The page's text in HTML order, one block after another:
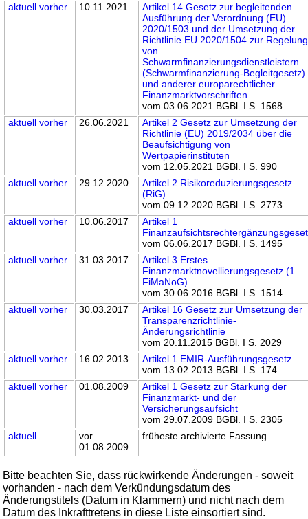
aktuell vorher 10.11.2021
Artikel 14 Gesetz zur begleitenden
Ausführung der Verordnung (EU)
2020/1503 und der Umsetzung der
Richtlinie EU 2020/1504 zur Regelung
von
Schwarmfinanzierungsdienstleistern
(Schwarmfinanzierung-Begleitgesetz)
und anderer europarechtlicher
Finanzmarktvorschriften
vom 03.06.2021 BGBl. I S. 1568
aktuell vorher 26.06.2021
Artikel 2 Gesetz zur Umsetzung der
Richtlinie (EU) 2019/2034 über die
Beaufsichtigung von
Wertpapierinstituten
vom 12.05.2021 BGBl. I S. 990
aktuell vorher 29.12.2020
Artikel 2 Risikoreduzierungsgesetz
(RiG)
vom 09.12.2020 BGBl. I S. 2773
aktuell vorher 10.06.2017
Artikel 1
vom 06.06.2017 BGBl. I S. 1495
aktuell vorher 31.03.2017
Artikel 3 Erstes
Finanzmarktnovellierungsgesetz (1.
FiMaNoG)
vom 30.06.2016 BGBl. I S. 1514
aktuell vorher 30.03.2017
Artikel 16 Gesetz zur Umsetzung der
Transparenzrichtlinie-
Änderungsrichtlinie
vom 20.11.2015 BGBl. I S. 2029
aktuell vorher 16.02.2013
Artikel 1 EMIR-Ausführungsgesetz
vom 13.02.2013 BGBl. I S. 174
aktuell vorher 01.08.2009
Artikel 1 Gesetz zur Stärkung der
Finanzmarkt- und der
Versicherungsaufsicht
vom 29.07.2009 BGBl. I S. 2305
aktuell
vor
01.08.2009
früheste archivierte Fassung
Bitte beachten Sie, dass rückwirkende Änderungen - soweit
vorhanden - nach dem Verkündungsdatum des
Änderungstitels (Datum in Klammern) und nicht nach dem
Datum des Inkrafttretens in diese Liste einsortiert sind.